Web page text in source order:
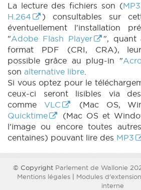
La lecture des fichiers son (MP3
H.264
) consultables sur
éventuellement l'installation
"Adobe Flash Player
", quant
format PDF (CRI, CRA),
possible grâce au plug-in "
son alternative libre.
Si vous optez pour le
ceux-ci seront lisibles via
comme VLC
(Mac OS,
Quicktime
(Mac OS et
l'image ou encore toutes
centaines) pouvant lire des MP3
© Copyright Parlement de Wallonie
Mentions légales| Modules
interne